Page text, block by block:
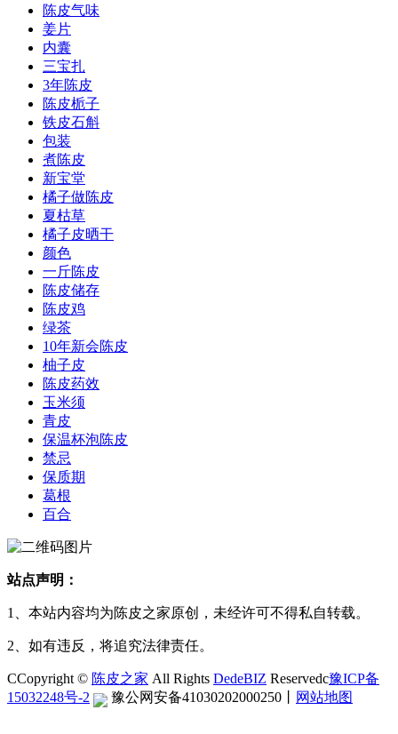
陈皮气味
姜片
内囊
三宝扎
3年陈皮
陈皮栀子
铁皮石斛
包装
煮陈皮
新宝堂
橘子做陈皮
夏枯草
橘子皮晒干
颜色
一斤陈皮
陈皮储存
陈皮鸡
绿茶
10年新会陈皮
柚子皮
陈皮药效
玉米须
青皮
保温杯泡陈皮
禁忌
保质期
葛根
百合
站点声明：
1、本站内容均为陈皮之家原创，未经许可不得私自转载。
2、如有违反，将追究法律责任。
CCopyright © 陈皮之家 All Rights DedeBIZ Reservedc豫ICP备
15032248号-2
豫公网安备41030202000250 网站地图